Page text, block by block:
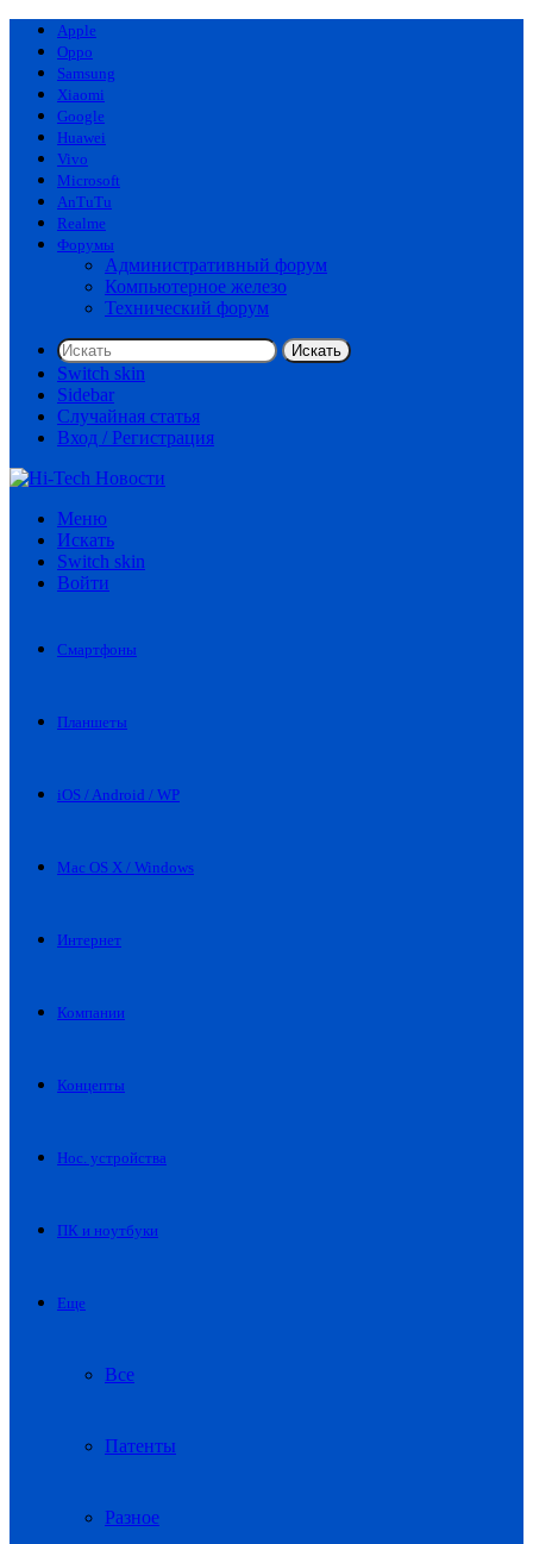
Apple
Oppo
Samsung
Xiaomi
Google
Huawei
Vivo
Microsoft
AnTuTu
Realme
Форумы
Административный форум
Компьютерное железо
Технический форум
Искать
Switch skin
Sidebar
Случайная статья
Вход / Регистрация
Меню
Искать
Switch skin
Войти
Смартфоны
Планшеты
iOS / Android / WP
Mac OS X / Windows
Интернет
Компании
Концепты
Нос. устройства
ПК и ноутбуки
Еще
Все
Патенты
Разное